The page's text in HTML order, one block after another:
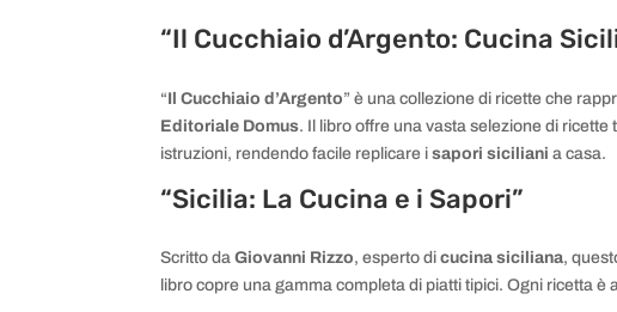
“Il Cucchiaio d’Argento: Cucina
“Il Cucchiaio d’Argento” è una collezione di ricette che
Editoriale Domus. Il libro offre una vasta selezione di
istruzioni, rendendo facile replicare isapori siciliani a casa.
“Sicilia: La Cucina e i Sapori”
Scritto daGiovanni Rizzo, esperto dicucina siciliana,
libro copre una gamma completa di piatti tipici. Ogni ricetta